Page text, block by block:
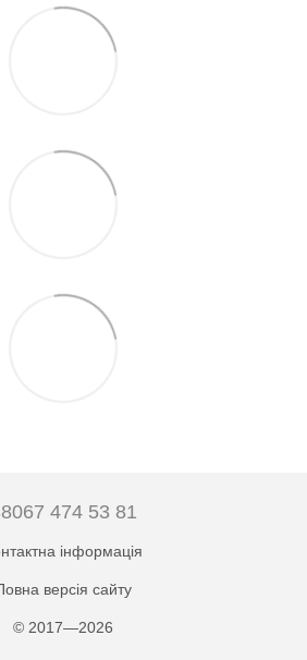
474 53 81
інформація
версія сайту
© 2017—2026